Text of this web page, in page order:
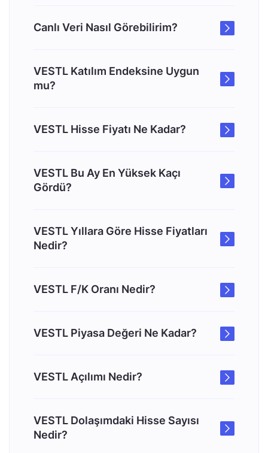
Canlı Veri Nasıl Görebilirim?
VESTL Katılım Endeksine Uygun
mu?
VESTL Hisse Fiyatı Ne Kadar?
VESTL Bu Ay En Yüksek Kaçı
Gördü?
VESTL Yıllara Göre Hisse Fiyatları
Nedir?
VESTL F/K Oranı Nedir?
VESTL Piyasa Değeri Ne Kadar?
VESTL Açılımı Nedir?
VESTL Dolaşımdaki Hisse Sayısı
Nedir?